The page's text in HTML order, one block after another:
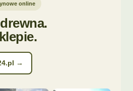
online
→